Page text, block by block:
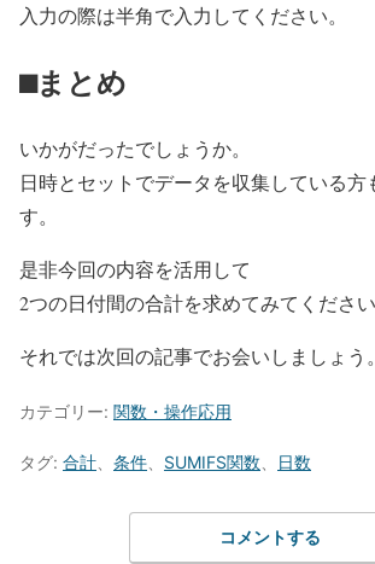
入力の際は半角で入力してください。
⬛︎まとめ
いかがだったでしょうか。
日時とセットでデータを収集している方
す。
是非今回の内容を活用して
2つの日付間の合計を求めてみてください
それでは次回の記事でお会いしましょう。
カテゴリー: 関数・操作応用
タグ: 合計 条件 SUMIFS関数 日数
コメントする